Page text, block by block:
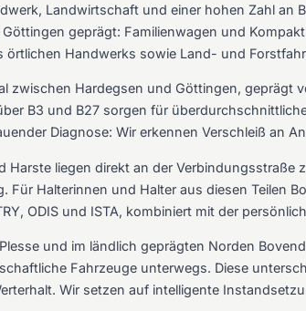
Landwirtschaft und einer hohen Zahl an
geprägt: Familienwagen und
örtlichen Handwerks sowie Land- und
zwischen Hardegsen und Göttingen, geprägt
B3 und B27 sorgen für
Diagnose: Wir erkennen Verschleiß an
Harste liegen direkt an der
Für Halterinnen und Halter aus diesen Teilen
ODIS und ISTA, kombiniert mit der
und im ländlich geprägten Norden
Fahrzeuge unterwegs. Diese
Wir setzen auf intelligente